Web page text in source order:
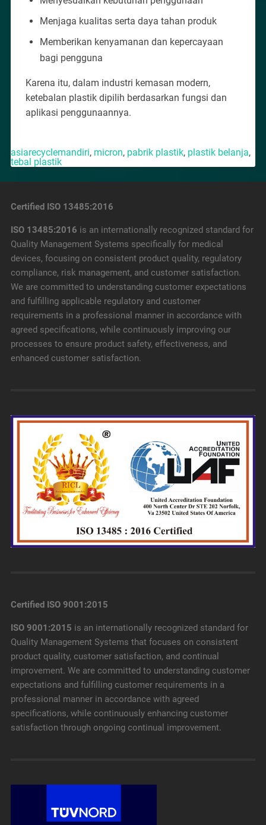
Menjaga kualitas serta daya tahan produk
Memberikan kenyamanan dan kepercayaan
bagi pengguna
Karena itu, dalam industri kemasan modern,
ketebalan plastik dipilih berdasarkan fungsi dan
aplikasi penggunaannya.
asiarecyclemandiri, micron, pabrik plastik, plastik belanja,
tebal plastik
Certified ISO 13485:2016
ISO 13485:2016 is an internationally recognized standard for
Quality Management Systems specifically for medical
devices, focusing on consistent product quality, regulatory
compliance, risk management, and customer satisfaction.
We are committed to understanding customer expectations
and fulfilling applicable regulatory and customer
requirements in a professional manner in accordance with
agreed specifications, while continuously improving our
processes to ensure product safety, effectiveness, and
enhanced customer satisfaction.
Certified ISO 9001:2015
ISO 9001:2015 is an internationally recognized standard for
Quality Management Systems that focuses on consistent
product quality, customer satisfaction, and continual
improvement. We are committed to understanding customer
expectations and fulfilling customer requirements in a
professional manner in accordance with agreed
specifications, while continuously enhancing customer
satisfaction through ongoing continual improvement.